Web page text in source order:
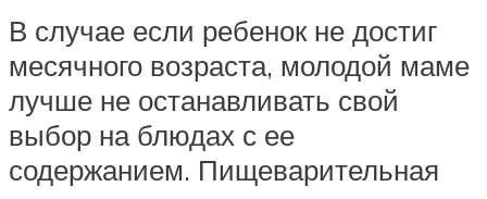
В случае если ребенок не достиг
месячного возраста, молодой маме
лучше не останавливать свой
выбор на блюдах с ее
содержанием. Пищеварительная